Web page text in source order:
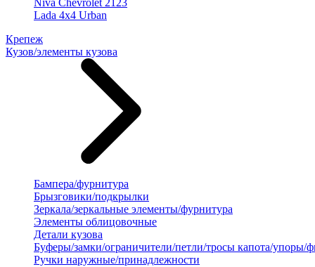
Niva Chevrolet 2123
Lada 4x4 Urban
Крепеж
Кузов/элементы кузова
Бампера/фурнитура
Брызговики/подкрылки
Зеркала/зеркальные элементы/фурнитура
Элементы облицовочные
Детали кузова
Буферы/замки/ограничители/петли/тросы капота/упоры/
Ручки наружные/принадлежности